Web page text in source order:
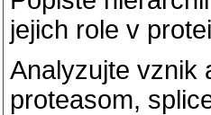
jejich role v
Analyzujte vznik
proteasom,